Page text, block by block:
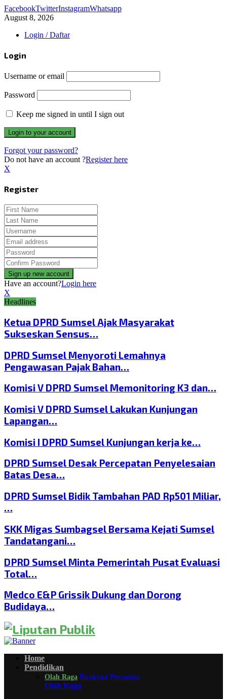
FacebookTwitterInstagramWhatsapp
August 8, 2026
Login / Daftar
Login
Username or email
Password
Keep me signed in until I sign out
Forgot your password?
Do not have an account ?Register here
X
Register
Have an account?Login here
X
Headlines
Ketua DPRD Sumsel Ajak Masyarakat
Sukseskan Sensus…
DPRD Sumsel Menyoroti Lemahnya
Pengawasan Pajak Bahan…
Komisi V DPRD Sumsel Memonitoring K3 dan…
Komisi V DPRD Sumsel Lakukan Kunjungan
Lapangan…
Komisi I DPRD Sumsel Kunjungan kerja ke…
DPRD Sumsel Desak Percepatan Penyelesaian
Batas Desa…
DPRD Sumsel Bidik Tambahan PAD Rp501 Miliar,
…
SKK Migas Sumbagsel Bersama Kejati Sumsel
Tandatangani…
DPRD Sumsel Minta Pemerintah Pusat Evaluasi
Total…
Medco E&P Grissik Dukung dan Dorong
Budidaya…
Home
Pendidikan
Olah Raga Birokrasi Pertanian
Olah Raga